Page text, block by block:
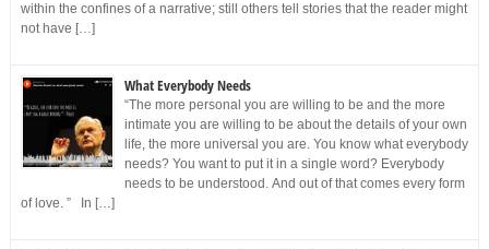
within the confines of a narrative; still others tell stories that the reader might
not have […]
What Everybody Needs
“The more personal you are willing to be and the more
intimate you are willing to be about the details of your own
life, the more universal you are. You know what everybody
needs? You want to put it in a single word? Everybody
needs to be understood. And out of that comes every form
of love. ” In […]